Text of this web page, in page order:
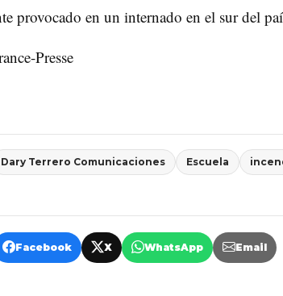
provocado en un internado en el sur del
Presse
Dary Terrero Comunicaciones Escuela
Facebook X WhatsApp Email